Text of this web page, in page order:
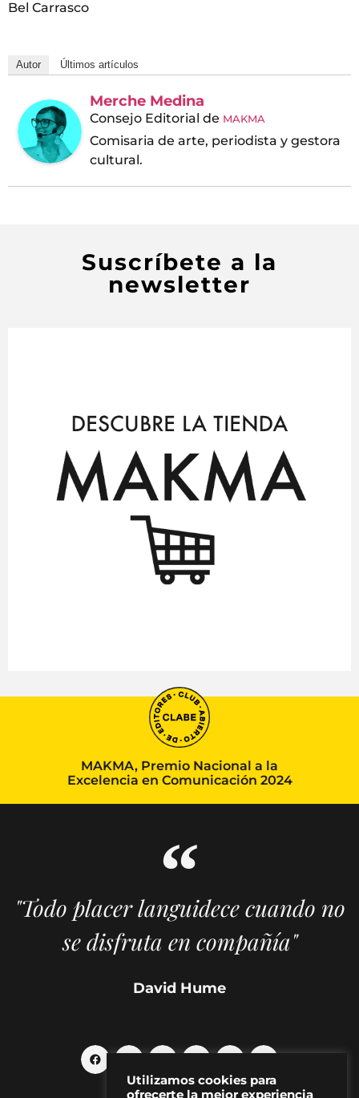
Bel Carrasco
Autor Últimos artículos
Merche Medina
Consejo Editorial de MAKMA
Comisaria de arte, periodista y gestora
cultural.
Suscríbete a la
newsletter
MAKMA, Premio Nacional a la
Excelencia en Comunicación 2024
"Todo placer languidece cuando no
se disfruta en compañía"
David Hume
Utilizamos cookies para
ofrecerte la mejor experiencia